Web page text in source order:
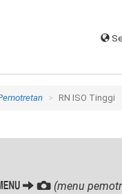
RN ISO Tinggi
C (menu